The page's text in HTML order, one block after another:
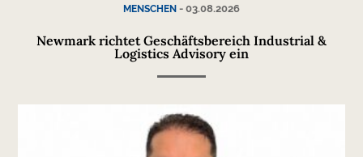
MENSCHEN - 03.08.2026
Newmark richtet Geschäftsbereich Industrial &
Logistics Advisory ein